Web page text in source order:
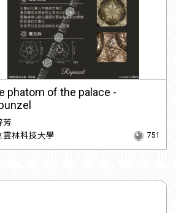
phatom of the palace -
芳
雲林科技大學
751